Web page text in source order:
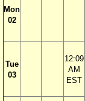
Mon
02
Tue
03
12:09
AM
EST